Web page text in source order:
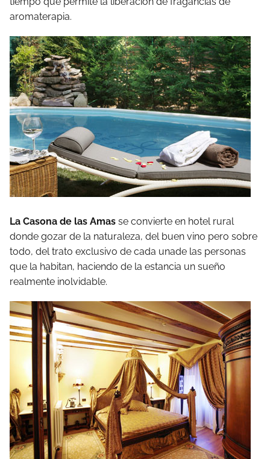
aromaterapia.
La Casona de las Amas se convierte en hotel rural
donde gozar de la naturaleza, del buen vino pero sobre
todo, del trato exclusivo de cada unade las personas
que la habitan, haciendo de la estancia un sueño
realmente inolvidable.